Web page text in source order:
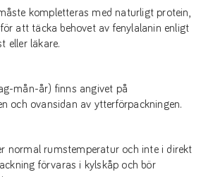
kompletteras med naturligt protein,
att täcka behovet av fenylalanin enligt
eller läkare.
mån-år) finns angivet på
och ovansidan av ytterförpackningen.
normal rumstemperatur och inte i direkt
förvaras i kylskåp och bör